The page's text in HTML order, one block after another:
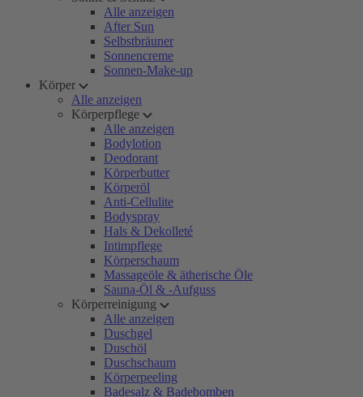
Alle anzeigen
After Sun
Selbstbräuner
Sonnencreme
Sonnen-Make-up
Körper
Alle anzeigen
Körperpflege
Alle anzeigen
Bodylotion
Deodorant
Körperbutter
Körperöl
Anti-Cellulite
Bodyspray
Hals & Dekolleté
Intimpflege
Körperschaum
Massageöle & ätherische Öle
Sauna-Öl & -Aufguss
Körperreinigung
Alle anzeigen
Duschgel
Duschöl
Duschschaum
Körperpeeling
Badesalz & Badebomben